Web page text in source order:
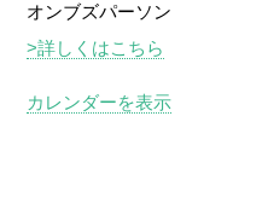
オンブズパーソン
>詳しくはこちら
カレンダーを表示